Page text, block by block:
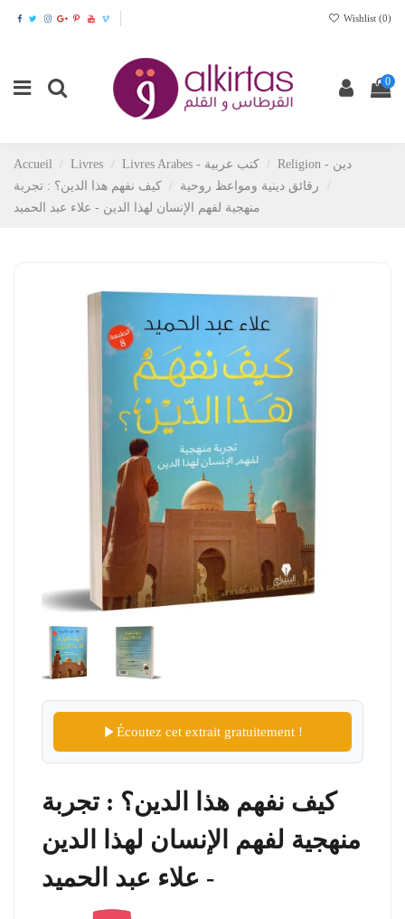
Wishlist (0)
0
Accueil Livres Livres Arabes - كتب عربية
Religion - دين
رقائق دينية ومواعظ روحية
كيف نفهم هذا الدين؟ : تجربة
منهجية لفهم الإنسان لهذا الدين - علاء عبد الحميد
Écoutez cet extrait gratuitement !
كيف نفهم هذا الدين؟ : تجربة
منهجية لفهم الإنسان لهذا الدين
- علاء عبد الحميد